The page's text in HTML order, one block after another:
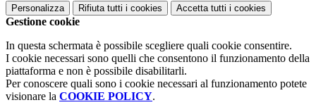
Personalizza Rifiuta tutti i cookies Accetta tutti i cookies
Gestione cookie
In questa schermata è possibile scegliere quali cookie consentire.
I cookie necessari sono quelli che consentono il funzionamento della
piattaforma e non è possibile disabilitarli.
Per conoscere quali sono i cookie necessari al funzionamento potete
visionare la COOKIE POLICY.